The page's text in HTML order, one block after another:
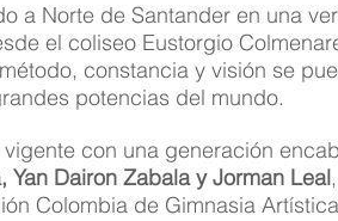
a Norte de Santander en una
el coliseo Eustorgio
constancia y visión se
potencias del mundo.
con una generación
Yan Dairon Zabala y Jorman Leal
Colombia de Gimnasia